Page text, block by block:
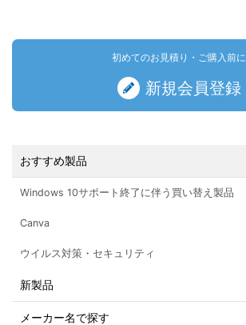
初めてのお見積り・ご購入前に
新規会員登録
おすすめ製品
Windows 10サポート終了に伴う買い替え製品
Canva
ウイルス対策・セキュリティ
新製品
メーカー名で探す